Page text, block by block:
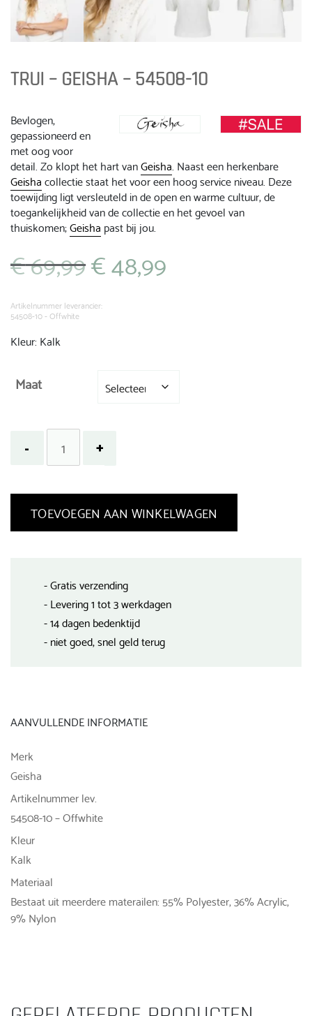
TRUI – GEISHA – 54508-10
Bevlogen,
gepassioneerd en
met oog voor
detail. Zo klopt het hart vanGeisha. Naast een herkenbare
Geishacollectie staat het voor een hoog service niveau. Deze
toewijding ligt versleuteld in de open en warme cultuur, de
toegankelijkheid van de collectie en het gevoel van
thuiskomen;Geisha past bij jou.
€69,99 Oorspronkelijke
prijs
€ 69,99.
€48,99
Artikelnummer leverancier:
54508-10 - Offwhite
Kleur: Kalk
Maat
TOEVOEGEN AAN WINKELWAGEN
- Gratis verzending
- Levering 1 tot 3 werkdagen
- 14 dagen bedenktijd
- niet goed, snel geld terug
AANVULLENDE INFORMATIE
Merk
Geisha
Artikelnummer lev.
54508-10 – Offwhite
Kleur
Kalk
Materiaal
Bestaat uit meerdere materailen: 55% Polyester, 36% Acrylic,
9% Nylon